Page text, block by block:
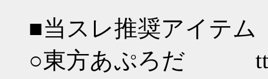
■当スレ推奨アイテム
○東方あぷろだ ttp://